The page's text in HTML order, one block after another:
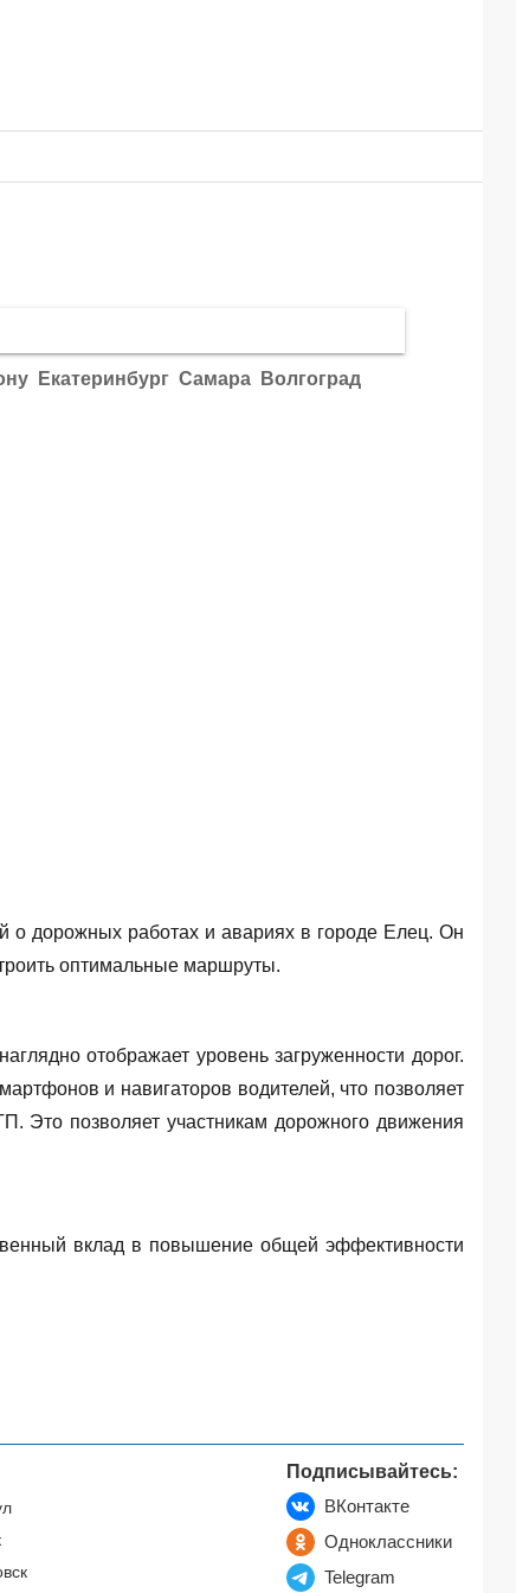
Екатеринбург Самара
Волгоград
о дорожных работах и авариях в городе Елец. Он
оптимальные маршруты.
отображает уровень загруженности дорог.
и навигаторов водителей, что позволяет
Это позволяет участникам дорожного движения
вклад в повышение общей эффективности
Подписывайтесь:
ВКонтакте
Одноклассники
Telegram